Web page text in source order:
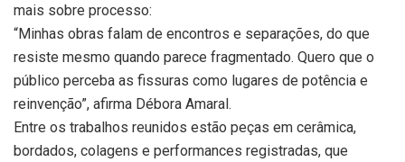
mais sobre processo:
“Minhas obras falam de encontros e separações, do que
resiste mesmo quando parece fragmentado. Quero que o
público perceba as fissuras como lugares de potência e
reinvenção”, afirma Débora Amaral.
Entre os trabalhos reunidos estão peças em cerâmica,
bordados, colagens e performances registradas, que